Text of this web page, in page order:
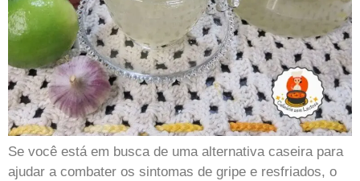
Se você está em busca de uma alternativa caseira para
ajudar a combater os sintomas de gripe e resfriados, o